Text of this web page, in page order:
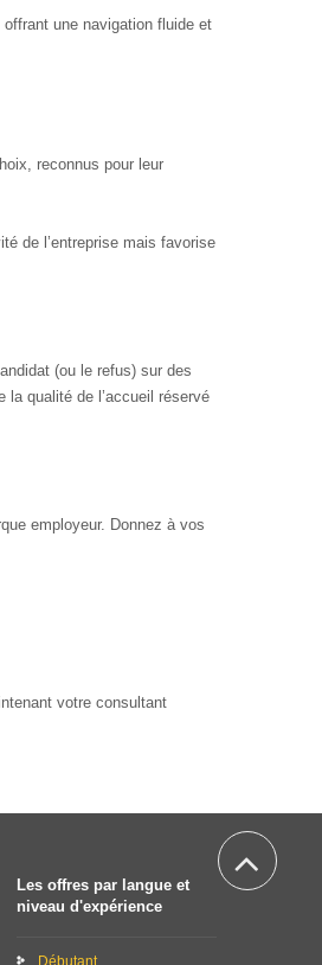
une navigation fluide et
reconnus pour leur
de l’entreprise mais favorise
(ou le refus) sur des
qualité de l’accueil réservé
employeur. Donnez à vos
votre consultant
Les offres par langue et
niveau d'expérience
Débutant